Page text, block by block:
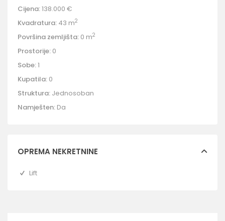
Cijena:138.000 €
Kvadratura: 43 m2
Površina zemljišta: 0 m2
Prostorije: 0
Sobe:1
Kupatila: 0
Struktura: Jednosoban
Namješten: Da
OPREMA NEKRETNINE
Lift